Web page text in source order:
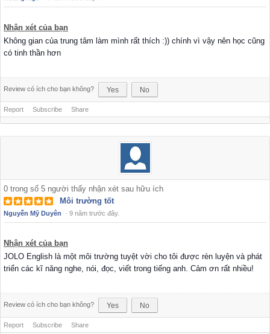
Nhận xét của bạn
Không gian của trung tâm làm mình rất thích :)) chính vì vậy nên học cũng
có tinh thần hơn
Review có ích cho bạn không? Yes No
Report Subscribe Share
0 trong số 5 người thấy nhận xét sau hữu ích
Môi trường tốt
Nguyễn Mỹ Duyên · 9 năm trước đây.
Nhận xét của bạn
JOLO English là một môi trường tuyệt vời cho tôi được rèn luyện và phát
triển các kĩ năng nghe, nói, đọc, viết trong tiếng anh. Cảm ơn rất nhiều!
Review có ích cho bạn không? Yes No
Report Subscribe Share